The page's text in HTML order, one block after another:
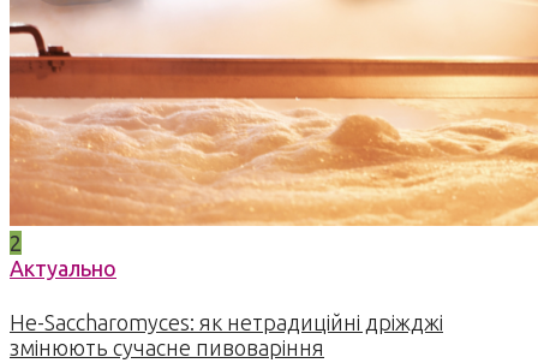
2
Актуально
Не-Saccharomyces: як нетрадиційні дріжджі
змінюють сучасне пивоваріння